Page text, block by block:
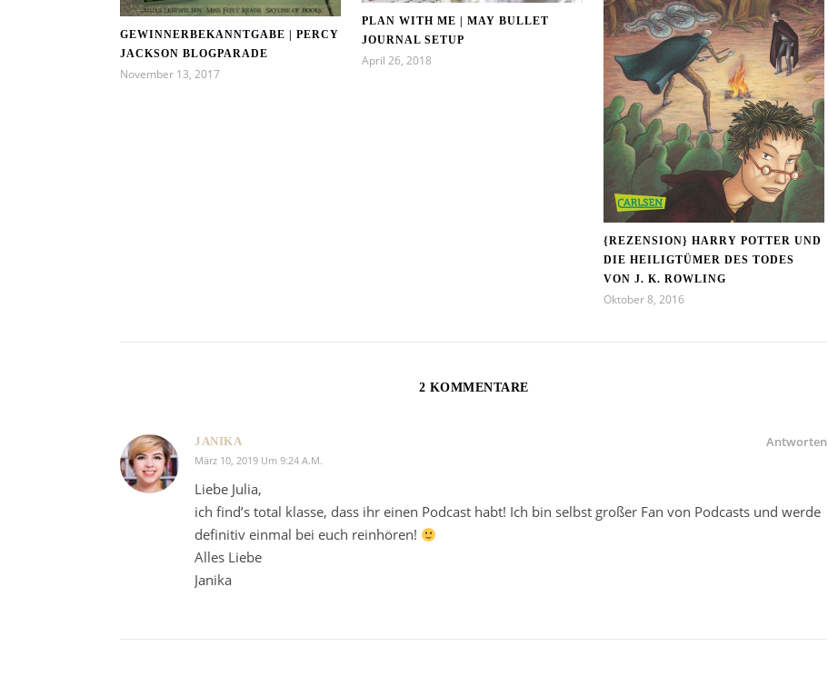
GEWINNERBEKANNTGABE | PERCY
JACKSON BLOGPARADE
November 13, 2017
PLAN WITH ME | MAY BULLET
JOURNAL SETUP
April 26, 2018
{REZENSION} HARRY POTTER UND
DIE HEILIGTÜMER DES TODES
VON J. K. ROWLING
Oktober 8, 2016
2 KOMMENTARE
JANIKA
März 10, 2019 Um 9:24 A.m.
Antworten
Liebe Julia,
ich find’s total klasse, dass ihr einen Podcast habt! Ich bin selbst großer Fan von Podcasts und werde
definitiv einmal bei euch reinhören!
Alles Liebe
Janika